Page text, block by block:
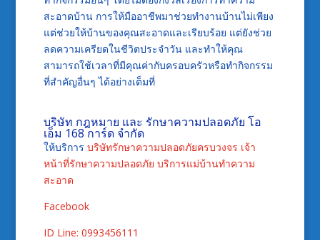
สะอาดบ้าน การให้มืออาชีพมาช่วยทำงานบ้านไม่เพียง
แต่ช่วยให้บ้านของคุณสะอาดและเรียบร้อย แต่ยังช่วย
ลดความเครียดในชีวิตประจำวัน และทำให้คุณ
สามารถใช้เวลาที่มีคุณค่ากับครอบครัวหรือทำกิจกรรม
ที่สำคัญอื่นๆ ได้อย่างเต็มที่
บริษัท กฎหมาย และ รักษาความปลอดภัย โอ
เอ็ม 168 การ์ด จำกัด
ให้บริการ บริษัทรักษาความปลอดภัยครบวงจร เจ้า
หน้าที่รักษาความปลอดภัย บริการแม่บ้านทำความ
สะอาด
Facebook
ID Line: 0993456111